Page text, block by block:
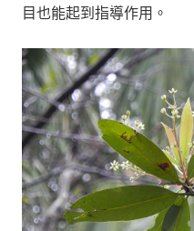
目也能起到指導作用。